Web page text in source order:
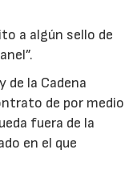
a algún sello de
de la Cadena
de por medio
fuera de la
en el que